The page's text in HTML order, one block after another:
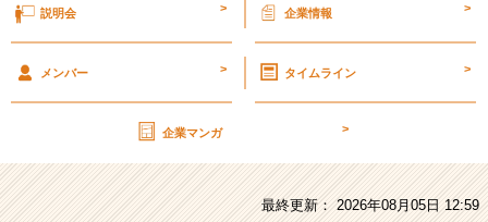
ラ
活
相
説明会 > 企業情報 >
メンバー > タイムライン >
企業マンガ >
最終更新： 2026年08月05日 12:59